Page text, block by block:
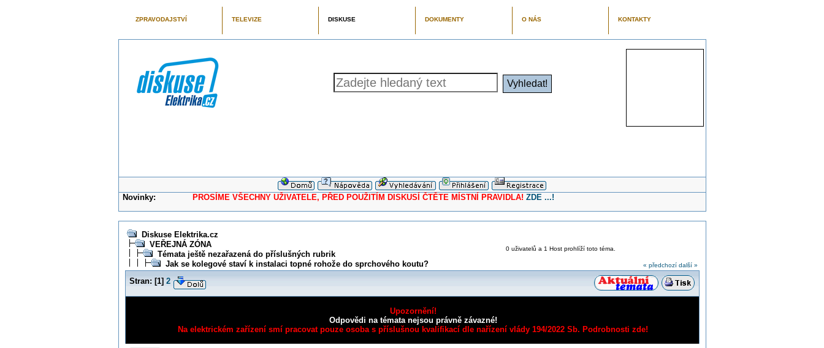
ZPRAVODAJSTVÍ TELEVIZE DISKUSE DOKUMENTY O NÁS KONTAKTY
Novinky: PROSÍME VŠECHNY UŽIVATELE, PŘED POUŽITÍM DISKUSÍ ČTĚTE MÍSTNÍ PRAVIDLA! ZDE ...!
Diskuse Elektrika.cz
VEŘEJNÁ ZÓNA
Témata ještě nezařazená do příslušných rubrik
Jak se kolegové staví k instalaci topné rohože do sprchového koutu?
0 uživatelů a 1 Host prohlíží toto téma.
« předchozí další »
Stran: [1] 2
Upozornění!
Odpovědi na témata nejsou právně závazné!
Na elektrickém zařízení smí pracovat pouze osoba s příslušnou kvalifikací dle nařízení vlády 194/2022 Sb. Podrobnosti zde!